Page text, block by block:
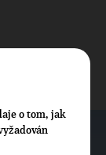
o tom, jak